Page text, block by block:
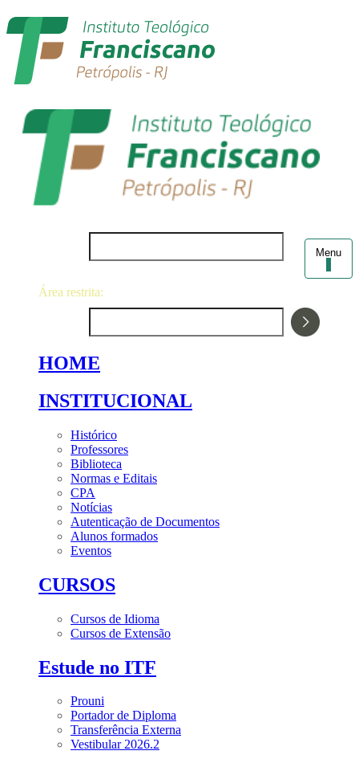
Menu
Área restrita:
HOME
INSTITUCIONAL
Histórico
Professores
Biblioteca
Normas e Editais
CPA
Notícias
Autenticação de Documentos
Alunos formados
Eventos
CURSOS
Cursos de Idioma
Cursos de Extensão
Estude no ITF
Prouni
Portador de Diploma
Transferência Externa
Vestibular 2026.2